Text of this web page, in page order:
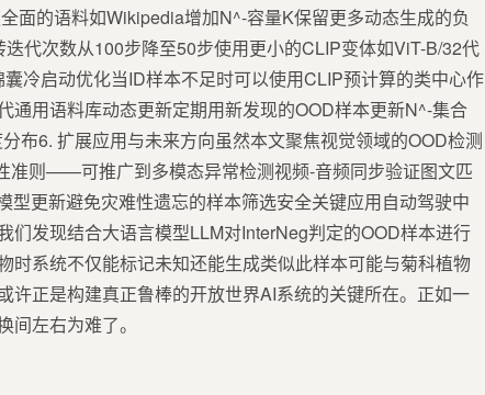
面的语料如Wikipedia增加N^-容量K保留更多动态生成的负
代次数从100步降至50步使用更小的CLIP变体如ViT-B/32代
冷启动优化当ID样本不足时可以使用CLIP预计算的类中心作
用语料库动态更新定期用新发现的OOD样本更新N^-集合
布6. 扩展应用与未来方向虽然本文聚焦视觉领域的OOD检测
则——可推广到多模态异常检测视频-音频同步验证图文匹
更新避免灾难性遗忘的样本筛选安全关键应用自动驾驶中
发现结合大语言模型LLM对InterNeg判定的OOD样本进行
系统不仅能标记未知还能生成类似此样本可能与菊科植物
正是构建真正鲁棒的开放世界AI系统的关键所在。正如一
左右为难了。